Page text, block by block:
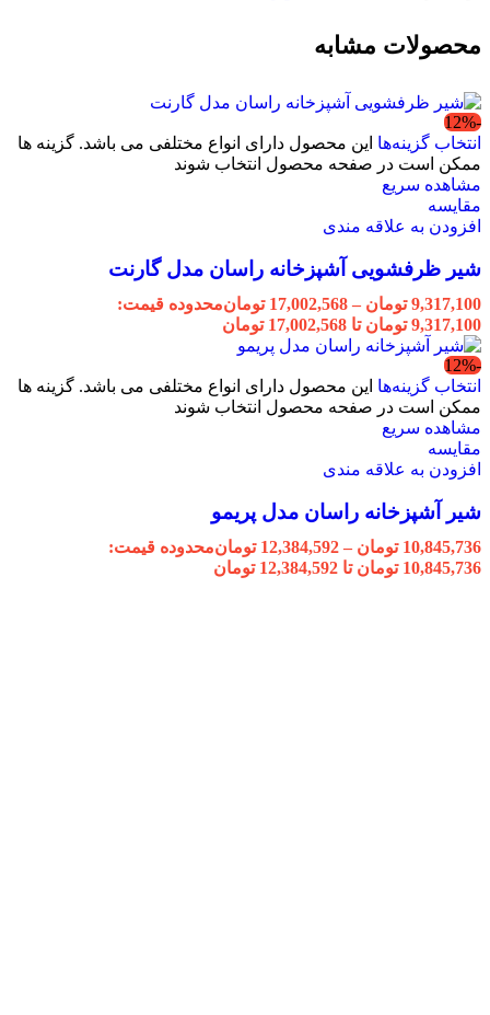
محصولات مشابه
-12%
انتخاب گزینه‌ها این محصول دارای انواع مختلفی می باشد. گزینه ها
ممکن است در صفحه محصول انتخاب شوند
مشاهده سریع
مقایسه
افزودن به علاقه مندی
شیر ظرفشویی آشپزخانه راسان مدل گارنت
9,317,100 تومان –
17,002,568 تومانمحدوده قیمت:
9,317,100 تومان تا 17,002,568 تومان
-12%
انتخاب گزینه‌ها این محصول دارای انواع مختلفی می باشد. گزینه ها
ممکن است در صفحه محصول انتخاب شوند
مشاهده سریع
مقایسه
افزودن به علاقه مندی
شیر آشپزخانه راسان مدل پریمو
10,845,736 تومان –
12,384,592 تومانمحدوده قیمت:
10,845,736 تومان تا 12,384,592 تومان